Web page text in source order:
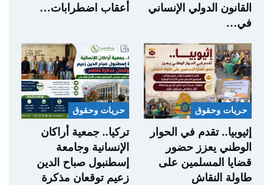
القانون الدولي الإنساني
في…
أعقاب اضطرابات…
حريات وحقوق
إثيوبيا.. تقدم في الحوار
الوطني يعزز حضور
قضايا المسلمين على
طاولة النقاش
حريات وحقوق
تركيا.. جمعية أراكان
الإنسانية وجامعة
إسطنبول صباح الدين
زعيم توقعان مذكرة